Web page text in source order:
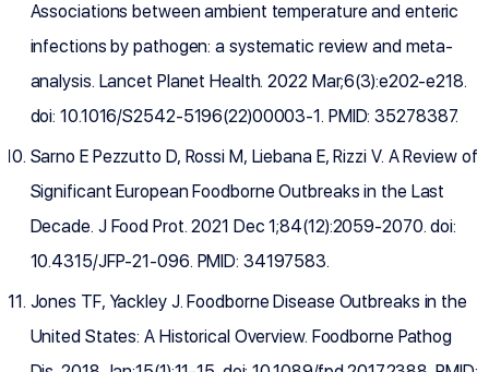
Associations between ambient temperature and enteric
infections by pathogen: a systematic review and meta-
analysis. Lancet Planet Health. 2022 Mar;6(3):e202-e218.
doi: 10.1016/S2542-5196(22)00003-1. PMID: 35278387.
Sarno E Pezzutto D, Rossi M, Liebana E, Rizzi V. A Review of
Significant European Foodborne Outbreaks in the Last
Decade. J Food Prot. 2021 Dec 1;84(12):2059-2070. doi:
10.4315/JFP-21-096. PMID: 34197583.
Jones TF, Yackley J. Foodborne Disease Outbreaks in the
United States: A Historical Overview. Foodborne Pathog